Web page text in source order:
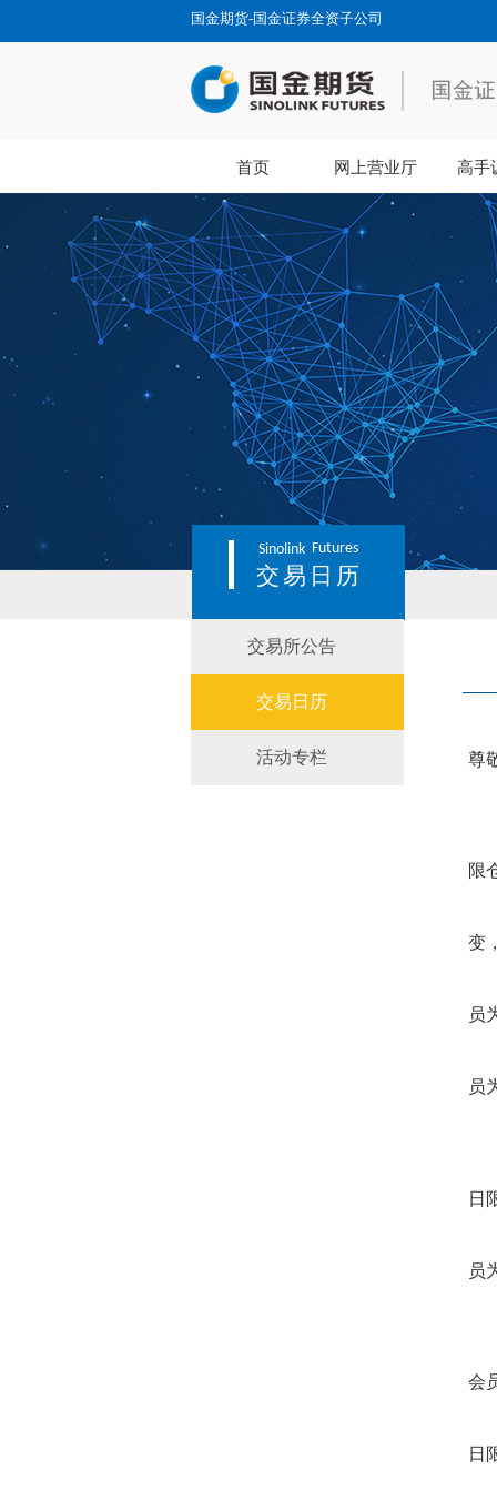
国金期货-国金证券全资子公司
首页 网上营业厅 高手
Sinolink Futures
交易日历
交易所公告
交易日历
活动专栏 尊
限
变
员
员
日
员
会
日